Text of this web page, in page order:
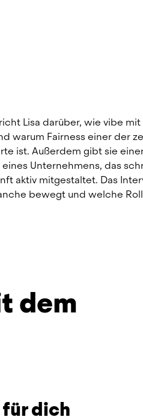
Lisa darüber, wie vibe
warum Fairness einer der
ist. Außerdem gibt sie
Unternehmens, das
aktiv mitgestaltet. Das
bewegt und welche
dem
für dich